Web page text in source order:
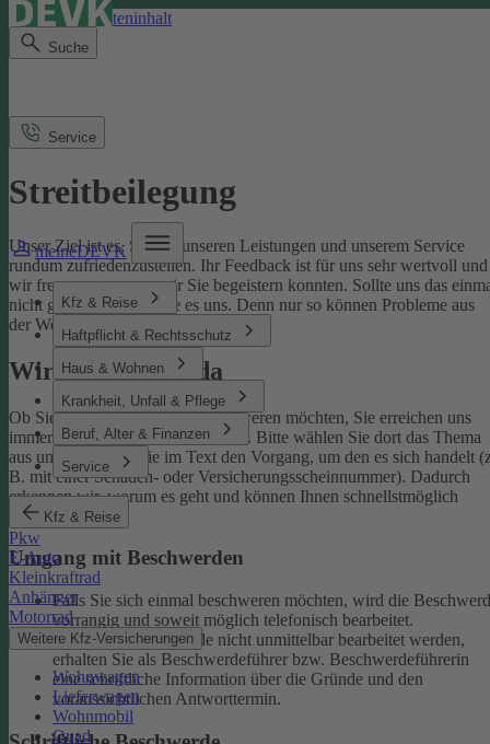
Direkt zum Seiteninhalt
Suche
meineDEVK
Kfz & Reise
Haftpflicht & Rechtsschutz
Haus & Wohnen
Krankheit, Unfall & Pflege
Beruf, Alter & Finanzen
Service
Kfz & Reise
Pkw
E-Auto
Kleinkraftrad
Anhänger
Motorrad
Weitere Kfz-Versicherungen
Wohnwagen
Lieferwagen
Wohnmobil
Quad
Service
Streitbeilegung
Unser Ziel ist es, Sie mit unseren Leistungen und unserem Service
rundum zufriedenzustellen. Ihr Feedback ist für uns sehr wertvoll und
wir freuen uns, wenn wir Sie begeistern konnten. Sollte uns das
nicht gelingen, sagen Sie es uns. Denn nur so können Probleme aus
der Welt geschafft werden.
Wir sind für Sie da
Ob Sie uns loben oder sich beschweren möchten, Sie erreichen uns
immer über unser Kontaktformular
. Bitte wählen Sie dort das Thema
aus und benennen Sie im Text den Vorgang, um den es sich handelt
B. mit einer Schaden- oder Versicherungsscheinnummer). Dadurch
erkennen wir, worum es geht und können Ihnen schnellstmöglich
weiterhelfen.
Umgang mit Beschwerden
Falls Sie sich einmal beschweren möchten, wird die
vorrangig und soweit möglich telefonisch bearbeitet.
Kann eine Beschwerde nicht unmittelbar bearbeitet werden,
erhalten Sie als Beschwerdeführer bzw. Beschwerdeführerin
eine schriftliche Information über die Gründe und den
voraussichtlichen Antworttermin.